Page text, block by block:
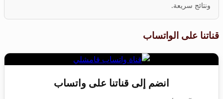
ونتائج سريعة.
قناتنا على الواتساب
انضم إلى قناتنا على واتساب